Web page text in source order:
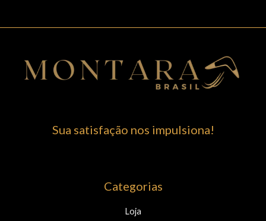
Sua satisfação nos impulsiona!
Categorias
Loja